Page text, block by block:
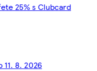
25% s Clubcard
11. 8. 2026